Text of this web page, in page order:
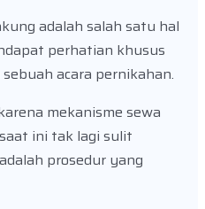
adalah salah satu hal
perhatian khusus
acara pernikahan.
mekanisme sewa
ini tak lagi sulit
prosedur yang